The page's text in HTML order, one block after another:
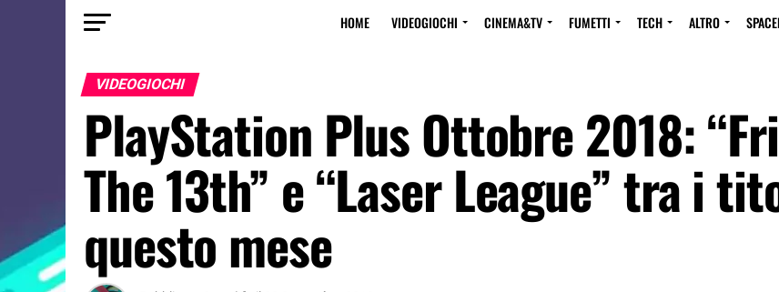
HOME VIDEOGIOCHI CINEMA&TV FUMETTI TECH ALTRO
VIDEOGIOCHI
PlayStation Plus Ottobre 2018:
The 13th” e “Laser League” tra i
questo mese